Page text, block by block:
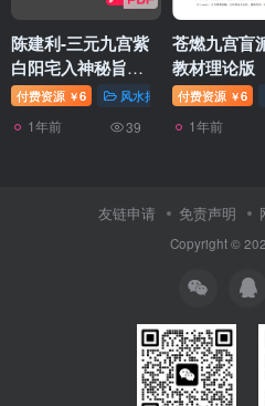
陈建利-三元九宫紫
白阳宅入神秘旨全
书
付费资源 ￥6 风水择日
1年前 39
苍燃九宫盲
教材理论版
付费资源 ￥6
1年前
友链申请 免责声明
Copyright ©